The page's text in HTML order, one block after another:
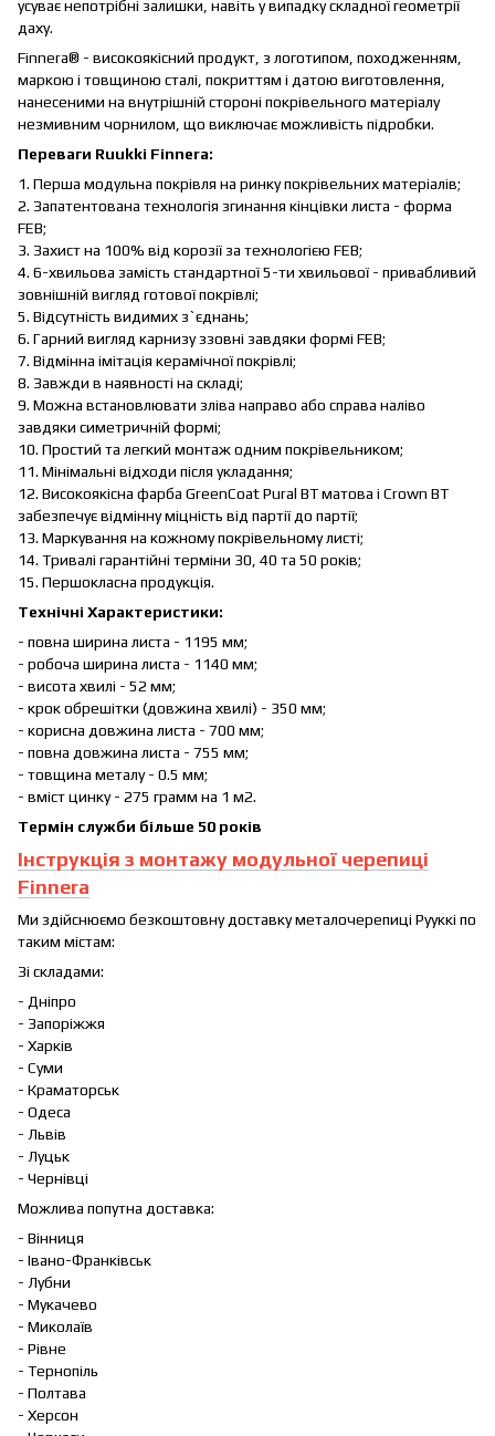
усуває непотрібні залишки, навіть у випадку складної геометрії
даху.
Finnera® - високоякісний продукт, з логотипом, походженням,
маркою і товщиною сталі, покриттям і датою виготовлення,
нанесеними на внутрішній стороні покрівельного матеріалу
незмивним чорнилом, що виключає можливість підробки.
Переваги Ruukki Finnera:
1. Перша модульна покрівля на ринку покрівельних матеріалів;
2. Запатентована технологія згинання кінцівки листа - форма
FEB;
3. Захист на 100% від корозії за технологією FEB;
4. 6-хвильова замість стандартної 5-ти хвильової - привабливий
зовнішній вигляд готової покрівлі;
5. Відсутність видимих з`єднань;
6. Гарний вигляд карнизу ззовні завдяки формі FEB;
7. Відмінна імітація керамічної покрівлі;
8. Завжди в наявності на складі;
9. Можна встановлювати зліва направо або справа наліво
завдяки симетричній формі;
10. Простий та легкий монтаж одним покрівельником;
11. Мінімальні відходи після укладання;
12. Високоякісна фарба GreenCoat Pural BT матова і Crown BT
забезпечує відмінну міцність від партії до партії;
13. Маркування на кожному покрівельному листі;
14. Тривалі гарантійні терміни 30, 40 та 50 років;
15. Першокласна продукція.
Технічні Характеристики:
- повна ширина листа - 1195 мм;
- робоча ширина листа - 1140 мм;
- висота хвилі - 52 мм;
- крок обрешітки (довжина хвилі) - 350 мм;
- корисна довжина листа - 700 мм;
- повна довжина листа - 755 мм;
- товщина металу - 0.5 мм;
- вміст цинку - 275 грамм на 1 м2.
Термін служби більше 50 років
Інструкція з монтажу модульної черепиці
Finnera
Ми здійснюємо безкоштовну доставку металочерепиці Рууккі по
таким містам:
Зі складами:
- Дніпро
- Запоріжжя
- Харків
- Суми
- Краматорськ
- Одеса
- Львів
- Луцьк
- Чернівці
Можлива попутна доставка:
- Вінниця
- Івано-Франківськ
- Лубни
- Мукачево
- Миколаїв
- Рівне
- Тернопіль
- Полтава
- Херсон